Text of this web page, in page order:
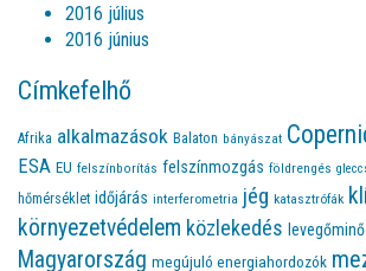
2016 július
2016 június
Címkefelhő
Afrika alkalmazások Balaton bányászat
ESA EU felszínborítás felszínmozgás földrengés
hőmérséklet időjárás interferometria jég katasztrófák
környezetvédelem közlekedés
Magyarország megújuló energiahordozók